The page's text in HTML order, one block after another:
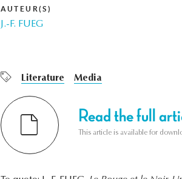
AUTEUR(S)
J.-F. FUEG
Literature Media
Read the full
This article is available for